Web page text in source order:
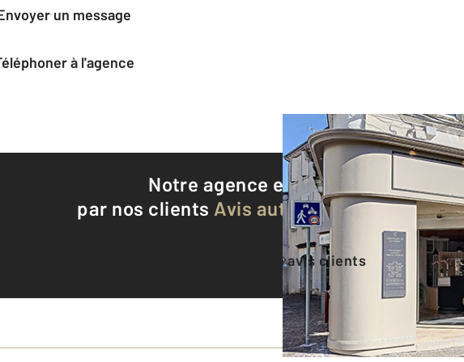
Envoyer un message
Téléphoner à l'agence
Notre agence est notée
9,5/10
par nos clients Avis authentifiés par
Voir tous les avis clients